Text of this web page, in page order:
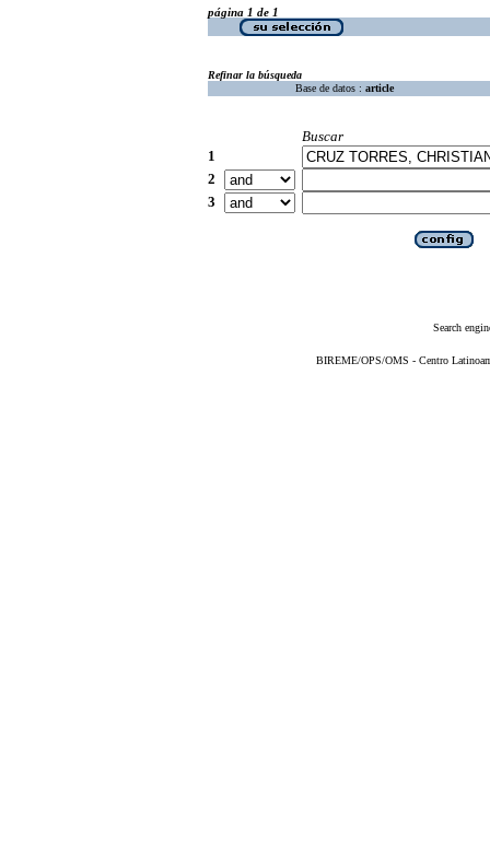
página 1 de 1
Refinar la búsqueda
Base de datos : article
Buscar
1
2
3
Search
BIREME/OPS/OMS - Centro